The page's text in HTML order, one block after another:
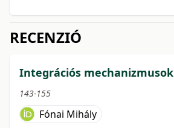
RECENZIÓ
Integrációs mechanizmusok
143-155
Fónai Mihály